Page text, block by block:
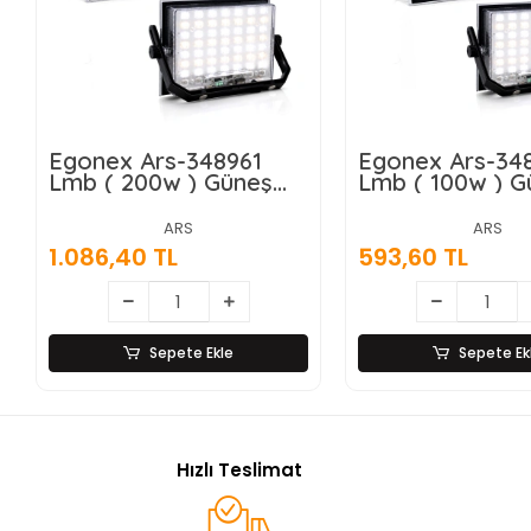
Egonex Ars-348961
Lmb ( 200w ) Güneş
Enerjili Led Işık ( Solar
) ( Projektör & Fener )
( Kamp & Dış Mekan )
( 3 Farklı Led Işık )*20
ARS
1.086,40 TL
Sepete Ekle
Egonex Ars-
Lmb ( 100w )
Enerjili Led
) ( Projektör &
( Kamp & Dış
( 3 Farklı Led
ARS
593,60 TL
Sepete
Hızlı Teslimat